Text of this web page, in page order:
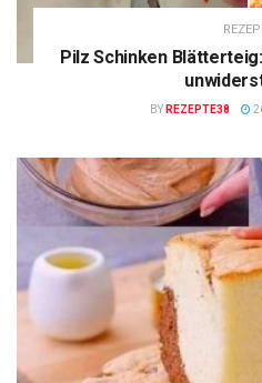
Pilz Schinken
BY REZEPTE38